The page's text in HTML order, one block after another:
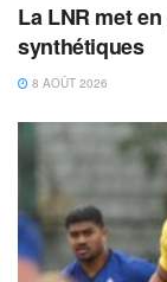
La LNR met
synthétiques
8 AOÛT 2026